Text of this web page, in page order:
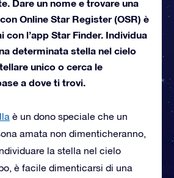
Dare un nome e trovare una
Online Star Register (OSR) è
con l’app Star Finder. Individua
determinata stella nel cielo
unico o cerca le
a dove ti trovi.
è un dono speciale che un
amata non dimenticheranno,
la stella nel cielo
è facile dimenticarsi di una